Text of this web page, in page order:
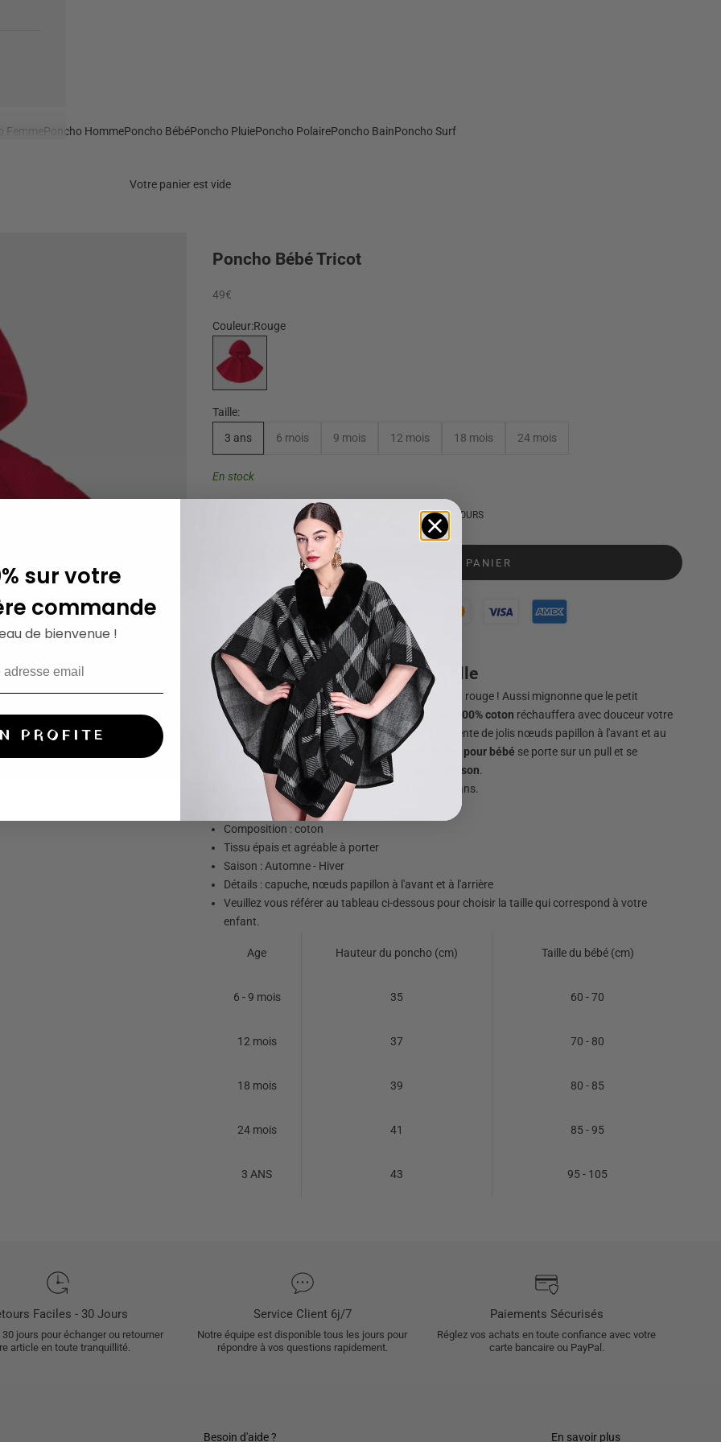
FemmePoncho HommePoncho BébéPoncho PluiePoncho PolairePoncho BainPoncho Surf
Votre panier est vide
Poncho Bébé Tricot
Prix de vente
49€
Couleur:Rouge
Rouge
Taille:
3 ans 6 mois 9 mois 12 mois 18 mois 24 mois
En stock
LIVRAISON GRATUITE RETOURS SOUS 60 JOURS
AJOUTER AU PANIER
Poncho tricot rouge pour bébé fille
Imaginez votre petite fille dans ce joli poncho tricot rouge ! Aussi mignonne que le petit
chaperon rouge ! Ce poncho tricot pour bébé fille
100% coton réchauffera avec douceur votre
enfant pendant les froides journées d'hiver. Il présente de jolis nœuds papillon à l'avant et au
dos pour un style chic et girly. Cevêtement d'hiver pour bébé se porte sur un pull et se
substitue parfaitement bien à uneveste de mi-saison.
Il est disponible en plusieurs tailles : de 6 mois à 3 ans.
Détails du Poncho :
Composition : coton
Tissu épais et agréable à porter
Saison : Automne - Hiver
Détails : capuche, nœuds papillon à l'avant et à l'arrière
Veuillez vous référer au tableau ci-dessous pour choisir la taille qui correspond à votre
enfant.
Age Hauteur du poncho (cm) Taille du bébé (cm)
6 - 9 mois 35 60 - 70
12 mois 37 70 - 80
18 mois 39 80 - 85
24 mois 41 85 - 95
3 ANS 43 95 - 105
Faciles - 30 Jours
jours pour échanger ou retourner
article en toute tranquillité.
Service Client 6j/7
Notre équipe est disponible tous les jours pour
répondre à vos questions rapidement.
Paiements Sécurisés
Réglez vos achats en toute confiance avec votre
carte bancaire ou PayPal.
Besoin d'aide ? En savoir plus
sur votre
commande
de bienvenue !
PROFITE